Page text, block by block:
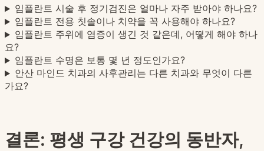
임플란트 시술 후 정기검진은 얼마나 자주 받아야 하나요?
임플란트 전용 칫솔이나 치약을 꼭 사용해야 하나요?
임플란트 주위에 염증이 생긴 것 같은데, 어떻게 해야 하나
요?
임플란트 수명은 보통 몇 년 정도인가요?
안산 마인드 치과의 사후관리는 다른 치과와 무엇이 다른
가요?
결론: 평생 구강 건강의 동반자,